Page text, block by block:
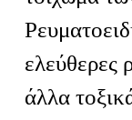
ελεύθερες
άλλα